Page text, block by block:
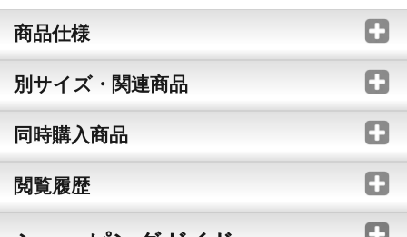
商品仕様
別サイズ・関連商品
同時購入商品
閲覧履歴